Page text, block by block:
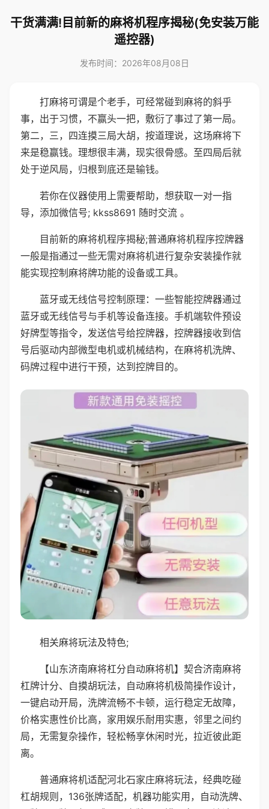
干货满满!目前新的麻将机程序揭秘(免安装万能
遥控器)
发布时间：2026年08月08日
打麻将可谓是个老手，可经常碰到麻将的斜乎
事，出于习惯，不赢头一把，敷衍了事过了第一局。
第二，三，四连摸三局大胡，按道理说，这场麻将下
来是稳赢钱。理想很丰满，现实很骨感。至四局后就
处于逆风局，归根到底还是输钱。
若你在仪器使用上需要帮助，想获取一对一指
导，添加微信号; kkss8691 随时交流 。
目前新的麻将机程序揭秘;普通麻将机程序控牌器
一般是指通过一些无需对麻将机进行复杂安装操作就
能实现控制麻将牌功能的设备或工具。
蓝牙或无线信号控制原理：一些智能控牌器通过
蓝牙或无线信号与手机等设备连接。手机端软件预设
好牌型等指令，发送信号给控牌器，控牌器接收到信
号后驱动内部微型电机或机械结构，在麻将机洗牌、
码牌过程中进行干预，达到控牌目的。
相关麻将玩法及特色;
【山东济南麻将杠分自动麻将机】契合济南麻将
杠牌计分、自摸胡玩法，自动麻将机极简操作设计，
一键启动开局，洗牌流畅不卡顿，运行稳定无故障，
价格实惠性价比高，家用娱乐耐用实惠，邻里之间约
局，无需复杂操作，轻松畅享休闲时光，拉近彼此距
离。
普通麻将机适配河北石家庄麻将玩法，经典吃碰
杠胡规则，136张牌适配，机器功能实用，自动洗牌、